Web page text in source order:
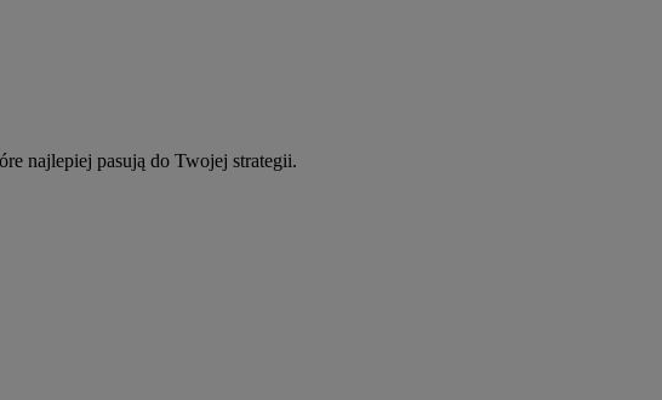
najlepiej pasują do Twojej strategii.